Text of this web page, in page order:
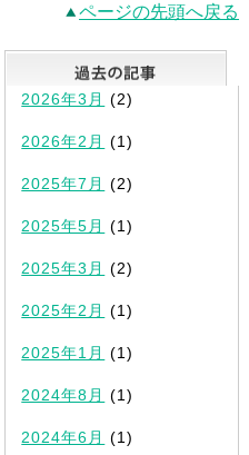
ページの先頭へ戻る
最新記事一覧
2026年3月 (2)
2026年2月 (1)
2025年7月 (2)
2025年5月 (1)
2025年3月 (2)
2025年2月 (1)
2025年1月 (1)
2024年8月 (1)
2024年6月 (1)